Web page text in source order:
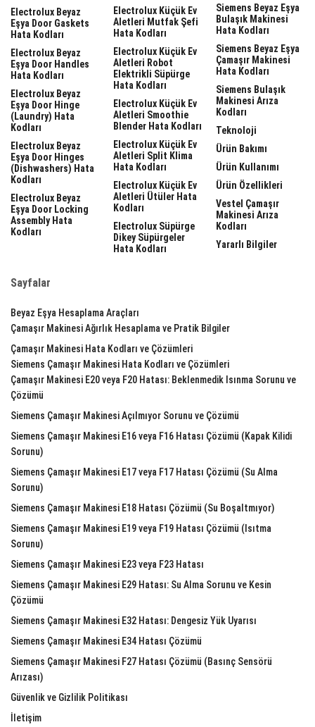
Electrolux Beyaz
Eşya Door Gaskets
Hata Kodları
Electrolux Beyaz
Eşya Door Handles
Hata Kodları
Electrolux Beyaz
Eşya Door Hinge
(laundry) Hata
Kodları
Electrolux Beyaz
Eşya Door Hinges
(dishwashers) Hata
Kodları
Electrolux Beyaz
Eşya Door Locking
Assembly Hata
Kodları
Electrolux Küçük Ev
Aletleri Mutfak Şefi
Hata Kodları
Electrolux Küçük Ev
Aletleri Robot
Elektrikli Süpürge
Hata Kodları
Electrolux Küçük Ev
Aletleri Smoothie
Blender Hata Kodları
Electrolux Küçük Ev
Aletleri Split Klima
Hata Kodları
Electrolux Küçük Ev
Aletleri Ütüler Hata
Kodları
Electrolux Süpürge
Dikey Süpürgeler
Hata Kodları
Siemens Beyaz Eşya
Bulaşık Makinesi
Hata Kodları
Siemens Beyaz Eşya
Çamaşır Makinesi
Hata Kodları
Siemens Bulaşık
Makinesi Arıza
Kodları
Teknoloji
Ürün Bakımı
Ürün Kullanımı
Ürün Özellikleri
Vestel Çamaşır
Makinesi Arıza
Kodları
Yararlı Bilgiler
Sayfalar
Beyaz Eşya Hesaplama Araçları
Çamaşır Makinesi Ağırlık Hesaplama ve Pratik Bilgiler
Çamaşır Makinesi Hata Kodları ve Çözümleri
Siemens Çamaşır Makinesi Hata Kodları ve Çözümleri
Çamaşır Makinesi E20 veya F20 Hatası: Beklenmedik Isınma Sorunu ve
Çözümü
Siemens Çamaşır Makinesi Açılmıyor Sorunu ve Çözümü
Siemens Çamaşır Makinesi E16 veya F16 Hatası Çözümü (Kapak Kilidi
Sorunu)
Siemens Çamaşır Makinesi E17 veya F17 Hatası Çözümü (Su Alma
Sorunu)
Siemens Çamaşır Makinesi E18 Hatası Çözümü (Su Boşaltmıyor)
Siemens Çamaşır Makinesi E19 veya F19 Hatası Çözümü (Isıtma
Sorunu)
Siemens Çamaşır Makinesi E23 veya F23 Hatası
Siemens Çamaşır Makinesi E29 Hatası: Su Alma Sorunu ve Kesin
Çözümü
Siemens Çamaşır Makinesi E32 Hatası: Dengesiz Yük Uyarısı
Siemens Çamaşır Makinesi E34 Hatası Çözümü
Siemens Çamaşır Makinesi F27 Hatası Çözümü (Basınç Sensörü
Arızası)
Güvenlik ve Gizlilik Politikası
İletişim